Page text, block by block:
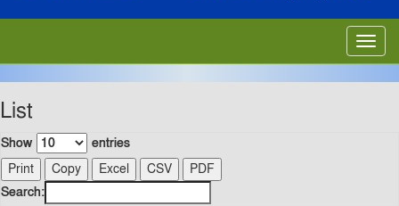
List
Show
entries
Print
Copy Excel CSV
PDF
Search: